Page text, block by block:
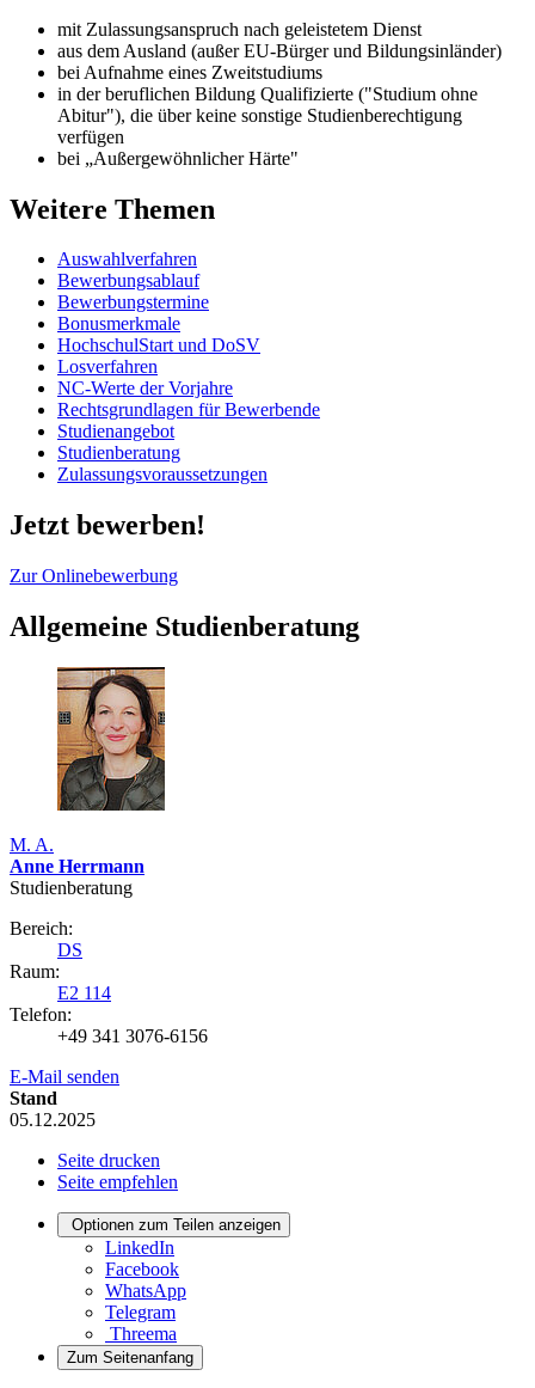
mit Zulassungsanspruch nach geleistetem Dienst
aus dem Ausland (außer EU-Bürger und Bildungsinländer)
bei Aufnahme eines Zweitstudiums
in der beruflichen Bildung Qualifizierte ("Studium ohne
Abitur"), die über keine sonstige Studienberechtigung
verfügen
bei „Außergewöhnlicher Härte"
Weitere Themen
Auswahlverfahren
Bewerbungsablauf
Bewerbungstermine
Bonusmerkmale
HochschulStart und DoSV
Losverfahren
NC-Werte der Vorjahre
Rechtsgrundlagen für Bewerbende
Studienangebot
Studienberatung
Zulassungsvoraussetzungen
Jetzt bewerben!
Zur Onlinebewerbung
Allgemeine Studienberatung
M. A.
Anne Herrmann
Studienberatung
Bereich:
DS
Raum:
E2 114
Telefon:
+49 341 3076-6156
E-Mail senden
Stand
05.12.2025
Seite drucken
Seite empfehlen
Optionen zum Teilen anzeigen
LinkedIn
Facebook
WhatsApp
Telegram
Threema
Zum Seitenanfang